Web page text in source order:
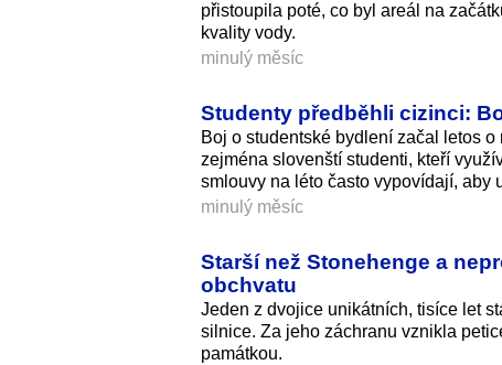
přistoupila poté, co byl areál na
kvality vody.
minulý měsíc
Studenty předběhli cizinci:
Boj o studentské bydlení začal letos
zejména slovenští studenti, kteří
smlouvy na léto často vypovídají, aby
minulý měsíc
Starší než Stonehenge a
obchvatu
Jeden z dvojice unikátních, tisíce let
silnice. Za jeho záchranu vznikla
památkou.